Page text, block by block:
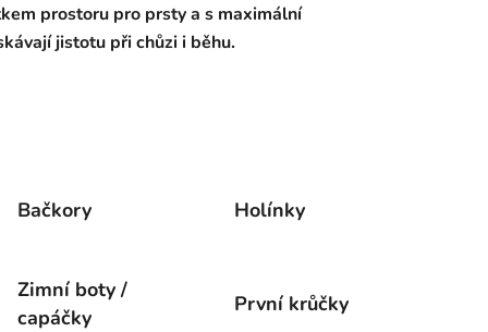
prostoru pro prsty a s maximální
jistotu při chůzi i běhu.
Bačkory Holínky
Zimní boty /
capáčky
První krůčky